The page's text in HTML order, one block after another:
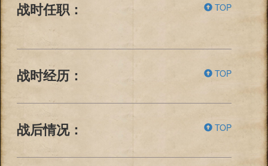
战时任职： TOP
战时经历： TOP
战后情况： TOP